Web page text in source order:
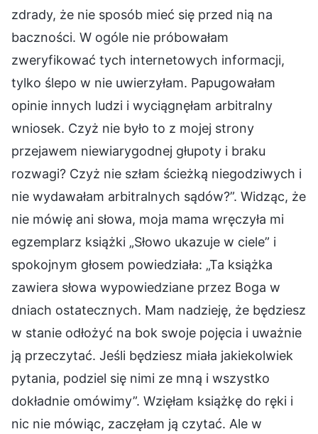
zdrady, że nie sposób mieć się przed nią na
baczności. W ogóle nie próbowałam
zweryfikować tych internetowych informacji,
tylko ślepo w nie uwierzyłam. Papugowałam
opinie innych ludzi i wyciągnęłam arbitralny
wniosek. Czyż nie było to z mojej strony
przejawem niewiarygodnej głupoty i braku
rozwagi? Czyż nie szłam ścieżką niegodziwych i
nie wydawałam arbitralnych sądów?”. Widząc, że
nie mówię ani słowa, moja mama wręczyła mi
egzemplarz książki „Słowo ukazuje w ciele” i
spokojnym głosem powiedziała: „Ta książka
zawiera słowa wypowiedziane przez Boga w
dniach ostatecznych. Mam nadzieję, że będziesz
w stanie odłożyć na bok swoje pojęcia i uważnie
ją przeczytać. Jeśli będziesz miała jakiekolwiek
pytania, podziel się nimi ze mną i wszystko
dokładnie omówimy”. Wzięłam książkę do ręki i
nic nie mówiąc, zaczęłam ją czytać. Ale w